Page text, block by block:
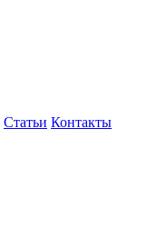
Статьи Контакты